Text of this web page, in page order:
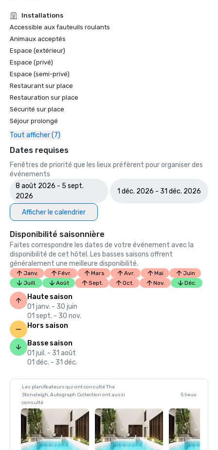
Installations
Accessible aux fauteuils roulants
Animaux acceptés
Espace (extérieur)
Espace (privé)
Espace (semi-privé)
Restaurant sur place
Restauration sur place
Sécurité sur place
Séjour prolongé
Tout afficher (7)
Dates requises
Fenêtres de priorité que les lieux préfèrent pour organiser des
événements
8 août 2026 - 5 sept.
2026
1 déc. 2026 - 31 déc. 2026
Afficher le calendrier
Disponibilité saisonnière
Faites correspondre les dates de votre événement avec la
disponibilité de cet hôtel. Les basses saisons offrent
généralement une meilleure disponibilité.
Janv. Févr. Mars Avr. Mai
Juin
Juill.
Août Sept. Oct. Nov. Déc.
Haute saison
01 janv. - 30 juin
01 sept. - 30 nov.
Hors saison
Basse saison
01 juil. - 31 août
01 déc. - 31 déc.
Les planificateurs qui ont consulté The
Stoneleigh, Autograph Collection ont aussi
consulté
5 lieux